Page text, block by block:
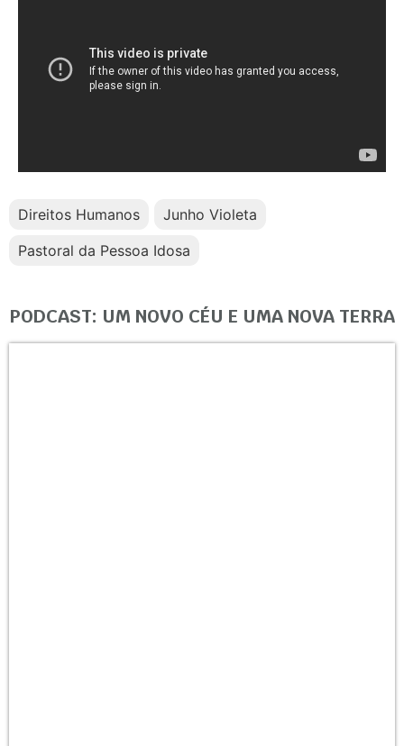
Direitos Humanos
Junho Violeta
Pastoral da Pessoa Idosa
PODCAST: UM NOVO CÉU E UMA NOVA TERRA